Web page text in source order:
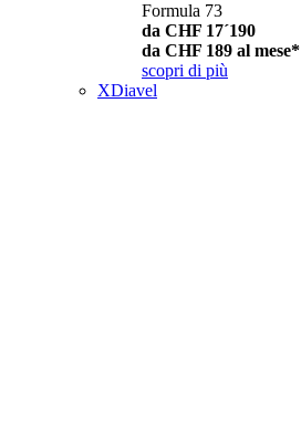
Formula 73
da CHF 17´190
da CHF 189 al mese*
scopri di più
XDiavel